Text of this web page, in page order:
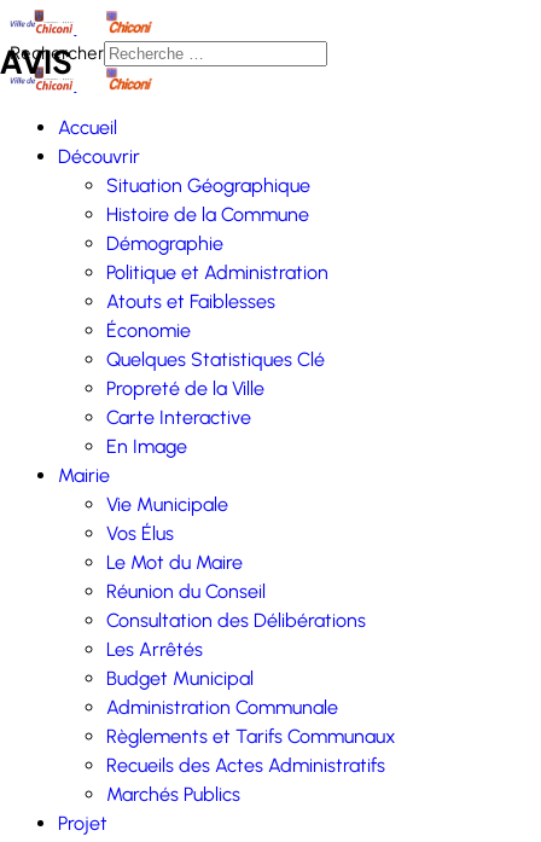
Rechercher
Accueil
Découvrir
Situation Géographique
Histoire de la Commune
Démographie
Politique et Administration
Atouts et Faiblesses
Économie
Quelques Statistiques Clé
Propreté de la Ville
Carte Interactive
En Image
Mairie
Vie Municipale
Vos Élus
Le Mot du Maire
Réunion du Conseil
Consultation des Délibérations
Les Arrêtés
Budget Municipal
Administration Communale
Règlements et Tarifs Communaux
Recueils des Actes Administratifs
Marchés Publics
Projet
AVIS
des femmes victimes de violences est sorti